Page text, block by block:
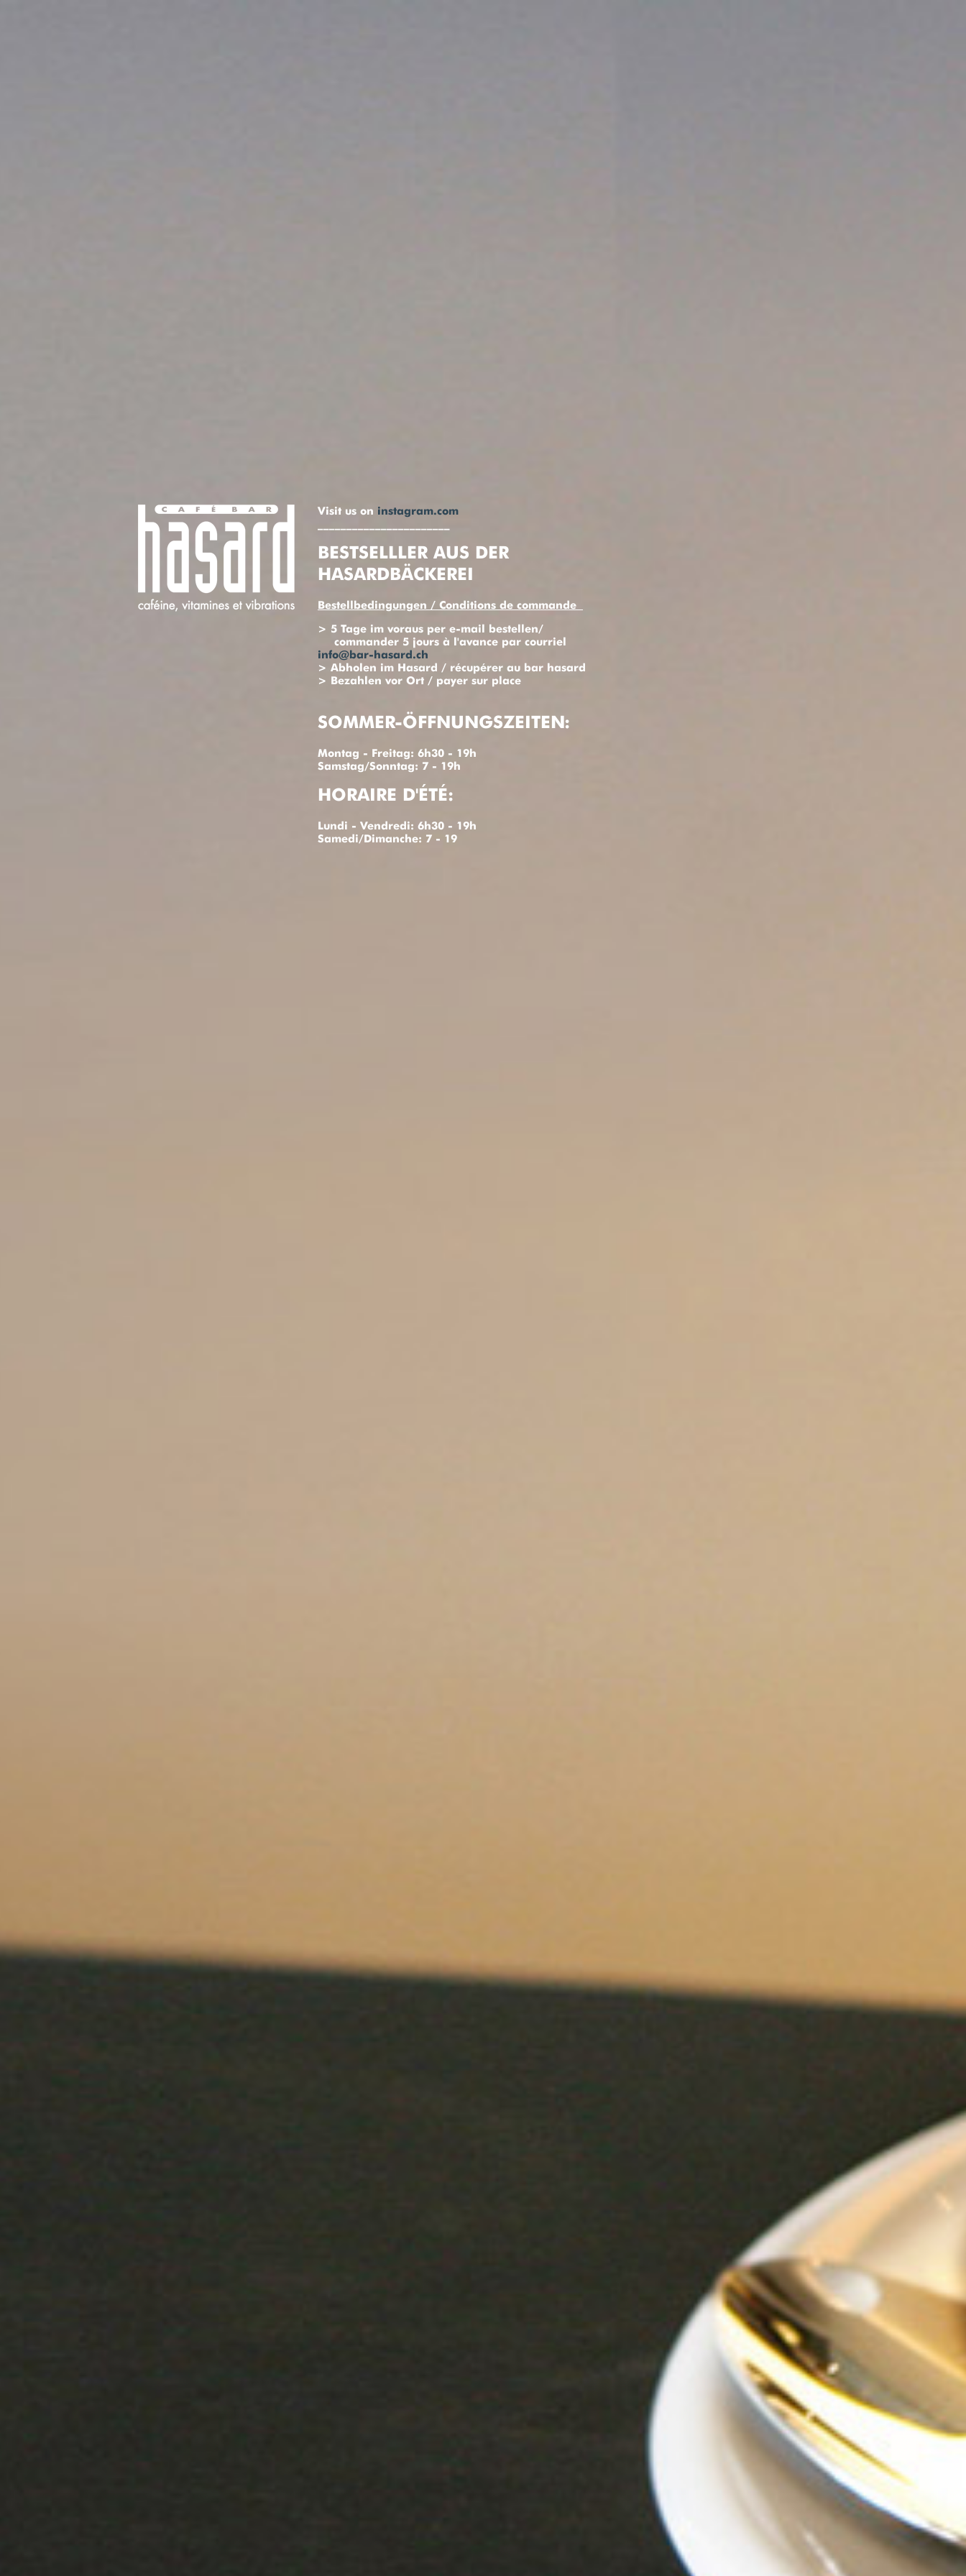
Visit us on instagram.com
BESTSELLLER AUS DER
HASARDBÄCKEREI
Bestellbedingungen / Conditions de commande
> 5 Tage im voraus per e-mail bestellen/
commander 5 jours à l'avance par courriel
info@bar-hasard.ch
> Abholen im Hasard / récupérer au bar hasard
> Bezahlen vor Ort / payer sur place
SOMMER-ÖFFNUNGSZEITEN:
Montag - Freitag: 6h30 - 19h
Samstag/Sonntag: 7 - 19h
HORAIRE D'ÉTÉ:
Lundi - Vendredi: 6h30 - 19h
Samedi/Dimanche: 7 - 19